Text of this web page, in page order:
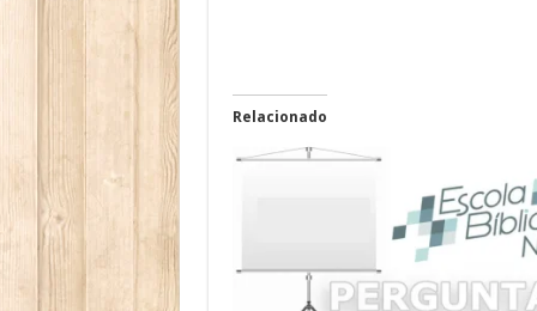
Relacionado